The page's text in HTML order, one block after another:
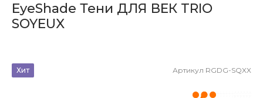
EyeShade Тени ДЛЯ ВЕК TRIO
SOYEUX
Хит Артикул RGDG-SQXX